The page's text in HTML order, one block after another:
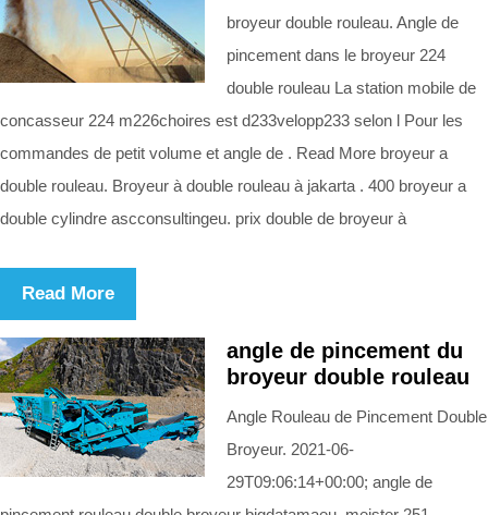
broyeur double rouleau. Angle de
pincement dans le broyeur 224
double rouleau La station mobile de
concasseur 224 m226choires est d233velopp233 selon l Pour les
commandes de petit volume et angle de . Read More broyeur a
double rouleau. Broyeur à double rouleau à jakarta . 400 broyeur a
double cylindre ascconsultingeu. prix double de broyeur à
Read More
angle de pincement du
broyeur double rouleau
Angle Rouleau de Pincement Double
Broyeur. 2021-06-
29T09:06:14+00:00; angle de